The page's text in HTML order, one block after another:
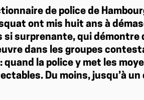
de police de
ont mis huit ans à
si surprenante, qui démontre
dans les groupes
la police y met les
Du moins, jusqu’à